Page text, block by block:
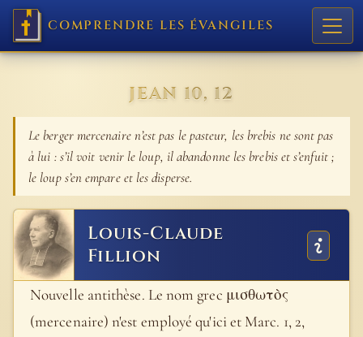
COMPRENDRE LES ÉVANGILES
JEAN 10, 12
Le berger mercenaire n’est pas le pasteur, les brebis ne sont pas
à lui : s’il voit venir le loup, il abandonne les brebis et s’enfuit ;
le loup s’en empare et les disperse.
Louis-Claude
Fillion
Nouvelle antithèse. Le nom grec μισθωτὸς
(mercenaire) n'est employé qu'ici et Marc. 1, 2,